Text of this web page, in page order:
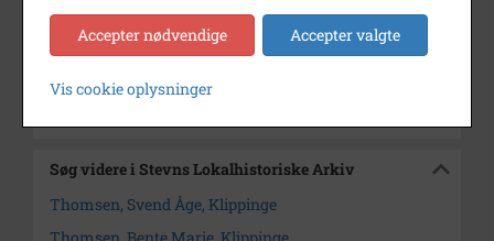
Se på kort
Arkiv
Stevns Lokalhistoriske Arkiv
Kontakt arkivet
Søg videre i Stevns Lokalhistoriske Arkiv
Thomsen, Svend Åge, Klippinge
Accepter nødvendige Accepter valgte
Vis cookie oplysninger